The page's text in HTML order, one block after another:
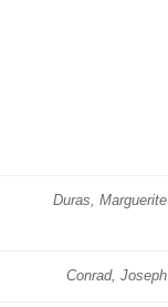
Duras, Marguerite
Conrad, Joseph